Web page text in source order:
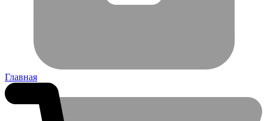
Главная